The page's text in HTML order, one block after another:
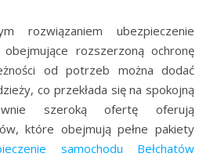
rozwiązaniem ubezpieczenie
obejmujące rozszerzoną ochronę
od potrzeb można dodać
co przekłada się na spokojną
szeroką ofertę oferują
które obejmują pełne pakiety
samochodu Bełchatów